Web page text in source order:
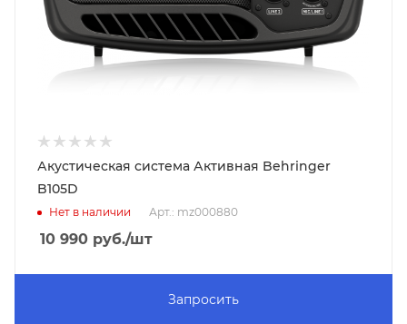
Акустическая система Активная Behringer
B105D
Нет в наличии Арт.: mz000880
10 990 руб./шт
Запросить